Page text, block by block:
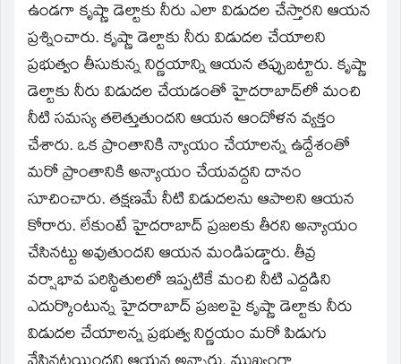
ఉండగా కృష్ణా డెల్టాకు నీరు ఎలా విడుదల చేస్తారని ఆయన
ప్రశ్నించారు. కృష్ణా డెల్టాకు నీరు విడుదల చేయాలని
ప్రభుత్వం తీసుకున్న నిర్ణయాన్ని ఆయన తప్పుబట్టారు. కృష్ణా
డెల్టాకు నీరు విడుదల చేయడంతో హైదరాబాద్‌లో మంచి
నీటి సమస్య తలెత్తుతుందని ఆయన ఆందోళన వ్యక్తం
చేశారు. ఒక ప్రాంతానికి న్యాయం చేయాలన్న ఉద్దేశంతో
మరో ప్రాంతానికి అన్యాయం చేయవద్దని దానం
సూచించారు. తక్షణమే నీటి విడుదలను ఆపాలని ఆయన
కోరారు. లేకుంటే హైదరాబాద్‌ ప్రజలకు తీరని అన్యాయం
చేసినట్టు అవుతుందని ఆయన మండిపడ్డారు. తీవ్ర
వర్షాభావ పరిస్థితులలో ఇప్పటికే మంచి నీటి ఎద్దడిని
ఎదుర్కొంటున్న హైదరాబాద్‌ ప్రజలపై కృష్ణా డెల్టాకు నీరు
విడుదల చేయాలన్న ప్రభుత్వ నిర్ణయం మరో పిడుగు